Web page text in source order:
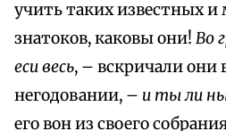
учить таких известных
знатоков, каковы они! Во
еси весь, – вскричали они
негодовании, – и ты ли
его вон из своего